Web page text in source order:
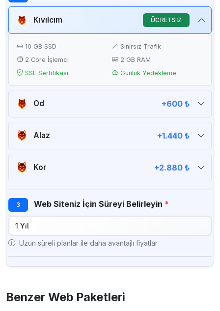
Kıvılcım ÜCRETSİZ
10 GB SSD
Sınırsız Trafik
2 Core İşlemci
2 GB RAM
SSL Sertifikası
Günlük Yedekleme
Od +600 ₺
20 GB SSD
Sınırsız Trafik
2 Core İşlemci
Alaz +1.440 ₺
50 GB SSD
Sınırsız Trafik
4 Core İşlemci
Kor +2.880 ₺
Sınırsız SSD
Sınırsız Trafik
SSL Sertifikası
Günlük Yedekleme
3 Web Siteniz İçin Süreyi Belirleyin *
Uzun süreli planlar ile daha avantajlı fiyatlar
Benzer Web Paketleri